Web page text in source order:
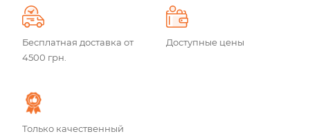
Бесплатная доставка от
4500 грн.
Доступные цены
Только качественный